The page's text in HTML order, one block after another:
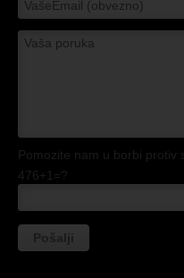
Pomozite nam u borbi protiv
476+1=?